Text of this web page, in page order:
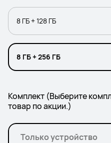
8 ГБ + 128 ГБ
8 ГБ + 256 ГБ
Комплект (Выберите
товар по акции.)
Только устройство